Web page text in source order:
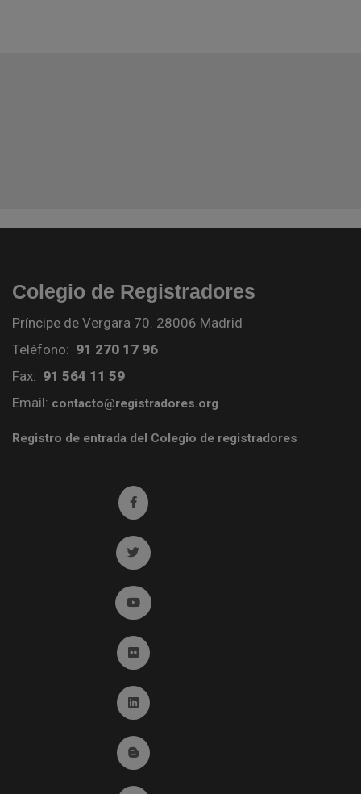
Colegio de Registradores
Príncipe de Vergara 70. 28006 Madrid
Teléfono: 91 270 17 96
Fax: 91 564 11 59
Email: contacto@registradores.org
Registro de entrada del Colegio de registradores
Ir a facebook (abre en ventana nueva)
Ir a twitter (abre en ventana nueva)
Ir a YouTube (abre en ventana nueva)
Ir a Flickr (abre en ventana nueva)
Ir a Linkedin (abre en ventana nueva)
Ir al Blog (abre en ventana nueva)